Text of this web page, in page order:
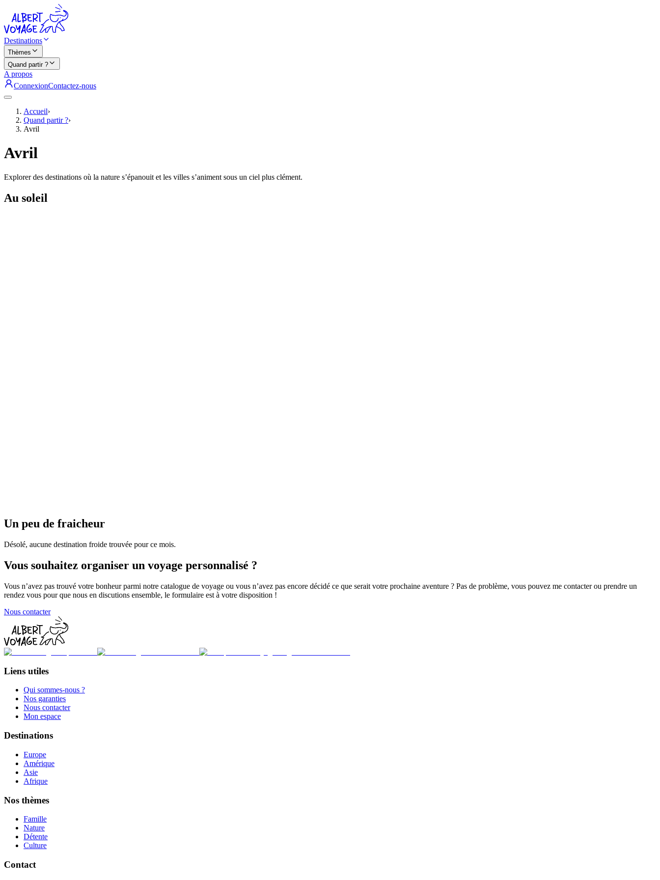
Destinations
Thèmes
Quand partir ?
A propos
ConnexionContactez-nous
Accueil›
Quand partir ?›
Avril
Avril
Explorer des destinations où la nature s’épanouit et les villes s’animent sous un ciel plus clément.
Au soleil
Un peu de fraicheur
Désolé, aucune destination froide trouvée pour ce mois.
Vous souhaitez organiser un voyage personnalisé ?
Vous n’avez pas trouvé votre bonheur parmi notre catalogue de voyage ou vous n’avez pas encore décidé ce que serait votre prochaine aventure ? Pas de problème, vous pouvez me contacter ou prendre un
rendez vous pour que nous en discutions ensemble, le formulaire est à votre disposition !
Nous contacter
Liens utiles
Qui sommes-nous ?
Nos garanties
Nous contacter
Mon espace
Destinations
Europe
Amérique
Asie
Afrique
Nos thèmes
Famille
Nature
Détente
Culture
Contact